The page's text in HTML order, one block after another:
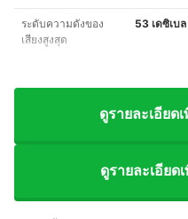
ระดับความดังของ
เสียงสูงสุด
53 เดซิเบล
ดูรายละเอียด
ดูรายละเอียด